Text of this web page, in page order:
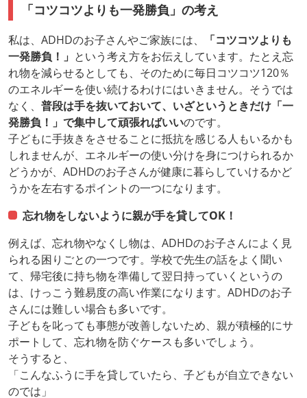
「コツコツよりも一発勝負」の考え
私は、ADHDのお子さんやご家族には、
「コツコツよりも
一発勝負！」 という考え方をお伝えしています。たとえ忘
れ物を減らせるとしても、そのために毎日コツコツ120％
のエネルギーを使い続けるわけにはいきません。そうでは
なく、 普段は手を抜いておいて、いざというときだけ「一
発勝負！」で集中して頑張ればいいのです。
子どもに手抜きをさせることに抵抗を感じる人もいるかも
しれませんが、エネルギーの使い分けを身につけられるか
どうかが、ADHDのお子さんが健康に暮らしていけるかど
うかを左右するポイントの一つになります。
忘れ物をしないように親が手を貸してOK！
例えば、忘れ物やなくし物は、ADHDのお子さんによく見
られる困りごとの一つです。学校で先生の話をよく聞い
て、帰宅後に持ち物を準備して翌日持っていくというの
は、けっこう難易度の高い作業になります。ADHDのお子
さんには難しい場合も多いです。
子どもを叱っても事態が改善しないため、親が積極的にサ
ポートして、忘れ物を防ぐケースも多いでしょう。
そうすると、
「こんなふうに手を貸していたら、子どもが自立できない
のでは」